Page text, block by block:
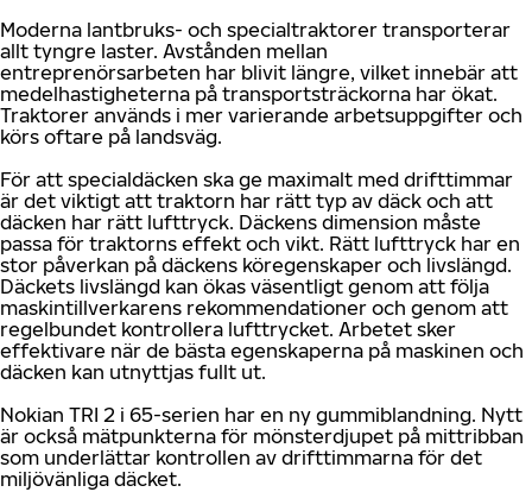
Moderna lantbruks- och specialtraktorer transporterar
allt tyngre laster. Avstånden mellan
entreprenörsarbeten har blivit längre, vilket innebär att
medelhastigheterna på transportsträckorna har ökat.
Traktorer används i mer varierande arbetsuppgifter och
körs oftare på landsväg.
För att specialdäcken ska ge maximalt med drifttimmar
är det viktigt att traktorn har rätt typ av däck och att
däcken har rätt lufttryck. Däckens dimension måste
passa för traktorns effekt och vikt. Rätt lufttryck har en
stor påverkan på däckens köregenskaper och livslängd.
Däckets livslängd kan ökas väsentligt genom att följa
maskintillverkarens rekommendationer och genom att
regelbundet kontrollera lufttrycket. Arbetet sker
effektivare när de bästa egenskaperna på maskinen och
däcken kan utnyttjas fullt ut.
Nokian TRI 2 i 65-serien har en ny gummiblandning. Nytt
är också mätpunkterna för mönsterdjupet på mittribban
som underlättar kontrollen av drifttimmarna för det
miljövänliga däcket.